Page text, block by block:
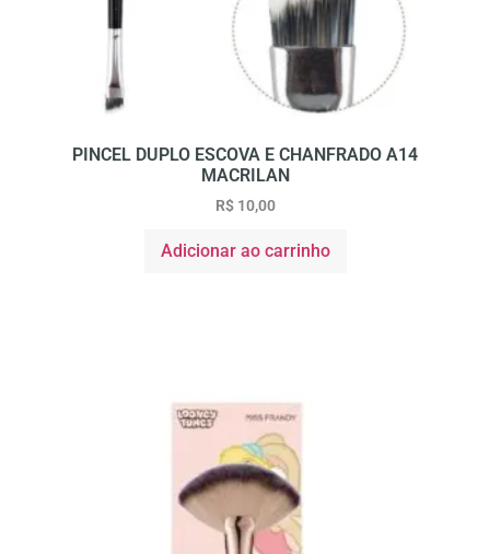
PINCEL DUPLO ESCOVA E CHANFRADO A14
MACRILAN
R$10,00
Adicionar ao carrinho